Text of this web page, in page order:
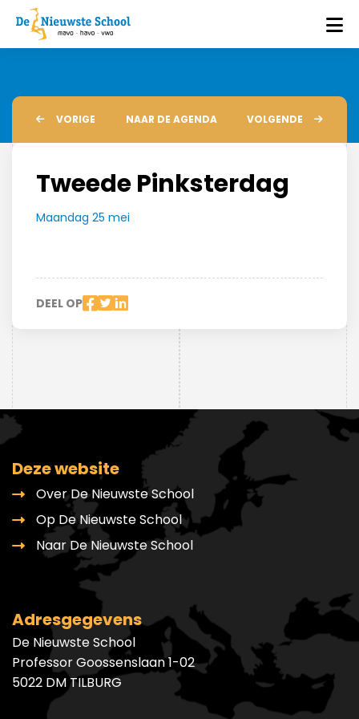
VORIGE NAAR DE AGENDA VOLGENDE
Tweede Pinksterdag
Maandag 25 mei
DEEL OP
Deze website
Over De Nieuwste School
Op De Nieuwste School
Naar De Nieuwste School
Adresgegevens
De Nieuwste School
Professor Goossenslaan 1-02
5022 DM TILBURG